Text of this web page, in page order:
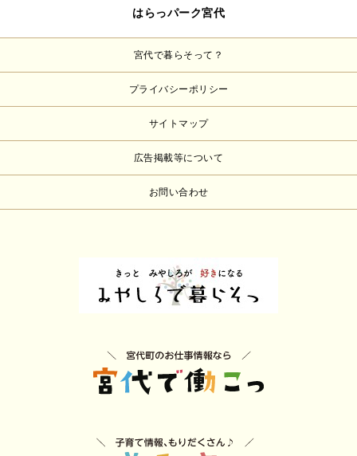
はらっパーク宮代
宮代で暮らそって？
プライバシーポリシー
サイトマップ
広告掲載等について
お問い合わせ